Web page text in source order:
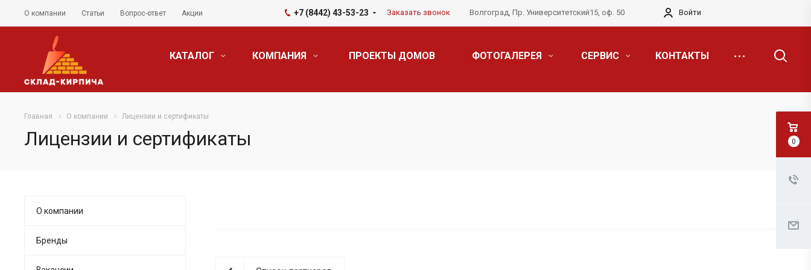
О компании Статьи Вопрос-ответ Акции +7 (8442) 43-53-23 Заказать звонок Волгоград, Пр. Университетский15, оф. 50 Войти
КАТАЛОГ КОМПАНИЯ ПРОЕКТЫ ДОМОВ ФОТОГАЛЕРЕЯ СЕРВИС КОНТАКТЫ
Главная О компании Лицензии и сертификаты
Лицензии и сертификаты
О компании
Бренды
0